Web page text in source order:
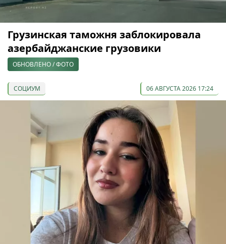
Грузинская таможня заблокировала
азербайджанские грузовики
ОБНОВЛЕНО / ФОТО
СОЦИУМ 06 АВГУСТА 2026 17:24